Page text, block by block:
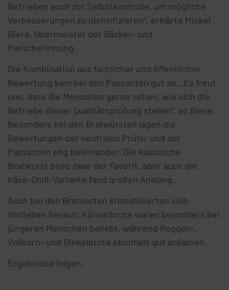
Betrieben auch zur Selbstkontrolle, um mögliche
Verbesserungen zu identifizieren“, erklärte Mickel
Biere, Obermeister der Bäcker- und
Fleischerinnung.
Die Kombination aus fachlicher und öffentlicher
Bewertung kam bei den Passanten gut an. „Es freut
uns, dass die Menschen gerne sehen, wie sich die
Betriebe dieser Qualitätsprüfung stellen“, so Biere.
Besonders bei den Bratwürsten lagen die
Bewertungen der neutralen Prüfer und der
Passanten eng beieinander. Die klassische
Bratwurst blieb zwar der Favorit, aber auch die
Käse-Chili-Variante fand großen Anklang.
Auch bei den Brotsorten kristallisierten sich
Vorlieben heraus: Körnerbrote waren besonders bei
jüngeren Menschen beliebt, während Roggen-,
Vollkorn- und Dinkelbrote ebenfalls gut ankamen.
Ergebnisse folgen.